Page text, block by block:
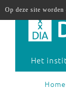
Het
Home
Op deze site